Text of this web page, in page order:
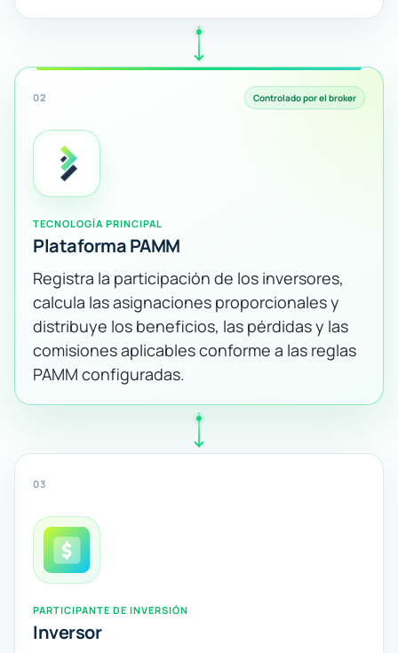
02 Controlado por el broker
TECNOLOGÍA PRINCIPAL
Plataforma PAMM
Registra la participación de los inversores,
calcula las asignaciones proporcionales y
distribuye los beneficios, las pérdidas y las
comisiones aplicables conforme a las reglas
PAMM configuradas.
03
PARTICIPANTE DE INVERSIÓN
Inversor